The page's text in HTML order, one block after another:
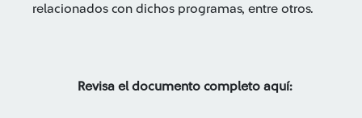
relacionados con dichos programas, entre otros.
Revisa el documento completo aquí: